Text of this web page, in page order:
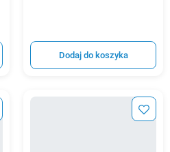
Dodaj do koszyka